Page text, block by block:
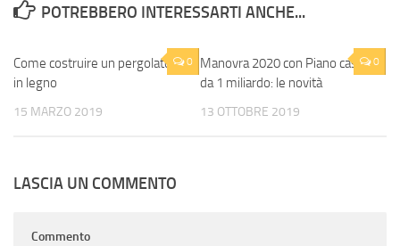
POTREBBERO INTERESSARTI ANCHE...
0
Come costruire un pergolato
in legno
15 MARZO 2019
0
Manovra 2020 con Piano casa
da 1 miliardo: le novità
13 OTTOBRE 2019
LASCIA UN COMMENTO
Commento